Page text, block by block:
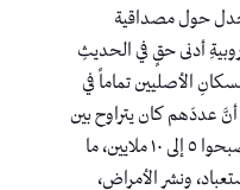
حول مصداقية
أدنى حقٍ في الحديثِ
الأصليين تماماً في
أنَّ عددَهم كان يتراوح بين
٥٠ إلى ١٠٠ مليون، وبعد الاستعمارِ أصبحوا ٥ إلى ١٠ ملايين، ما
والاستعباد، ونشرِ الأمراض،